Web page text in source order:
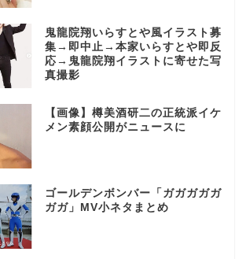
鬼龍院翔いらすとや風イラスト募
集→即中止→本家いらすとや即反
応→鬼龍院翔イラストに寄せた写
真撮影
【画像】樽美酒研二の正統派イケ
メン素顔公開がニュースに
ゴールデンボンバー「ガガガガガ
ガガ」MV小ネタまとめ